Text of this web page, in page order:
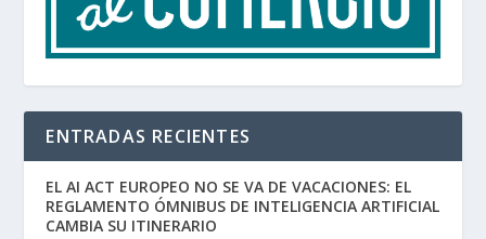
ENTRADAS RECIENTES
EL AI ACT EUROPEO NO SE VA DE VACACIONES: EL
REGLAMENTO ÓMNIBUS DE INTELIGENCIA ARTIFICIAL
CAMBIA SU ITINERARIO